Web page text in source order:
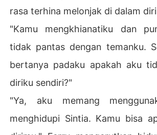
rasa terhina melonjak di dalam
"Kamu mengkhianatiku dan
tidak pantas dengan temanku.
bertanya padaku apakah aku
diriku sendiri?"
"Ya, aku memang
menghidupi Sintia. Kamu bisa